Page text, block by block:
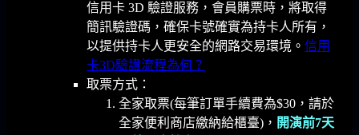
信用卡 3D 驗證服務，會員購票時，將取得
簡訊驗證碼，確保卡號確實為持卡人所有，
以提供持卡人更安全的網路交易環境。 信用
卡3D驗證流程為何？
取票方式：
全家取票(每筆訂單手續費為$30，請於
全家便利商店繳納給櫃臺)， 開演前7天